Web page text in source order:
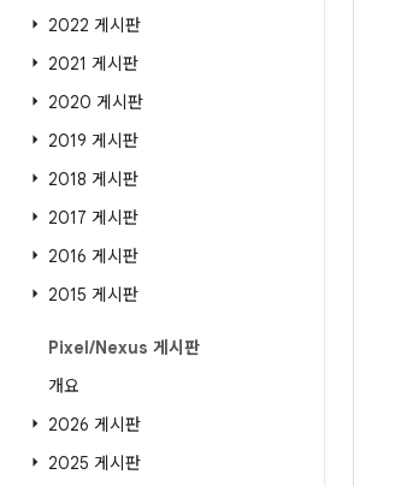
2022 게시판
2021 게시판
2020 게시판
2019 게시판
2018 게시판
2017 게시판
2016 게시판
2015 게시판
Pixel/Nexus 게시판
개요
2026 게시판
2025 게시판